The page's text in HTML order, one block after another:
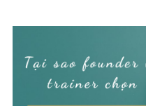
Gạch Maika – Không
Hình Ảnh Tinh Tế
Helia: Khi nước đóng
lược nhận diện thương